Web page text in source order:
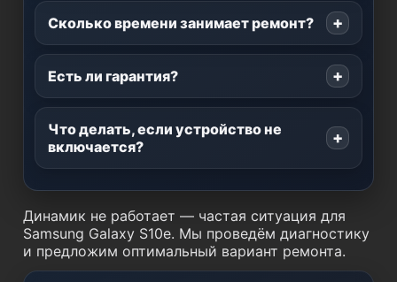
Сколько времени занимает ремонт?
Есть ли гарантия?
Что делать, если устройство не
включается?
Динамик не работает — частая ситуация для
Samsung Galaxy S10e. Мы проведём диагностику
и предложим оптимальный вариант ремонта.